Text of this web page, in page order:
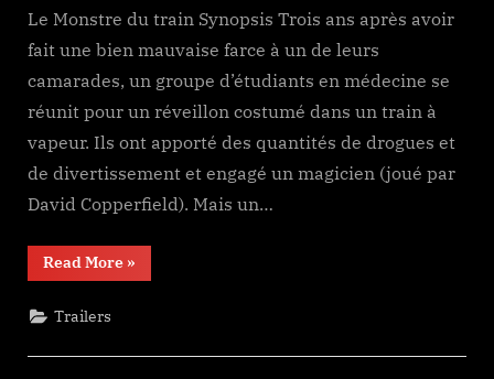
Le Monstre du train Synopsis Trois ans après avoir
fait une bien mauvaise farce à un de leurs
camarades, un groupe d’étudiants en médecine se
réunit pour un réveillon costumé dans un train à
vapeur. Ils ont apporté des quantités de drogues et
de divertissement et engagé un magicien (joué par
David Copperfield). Mais un…
Read More“Terror
Train”
»
Trailers